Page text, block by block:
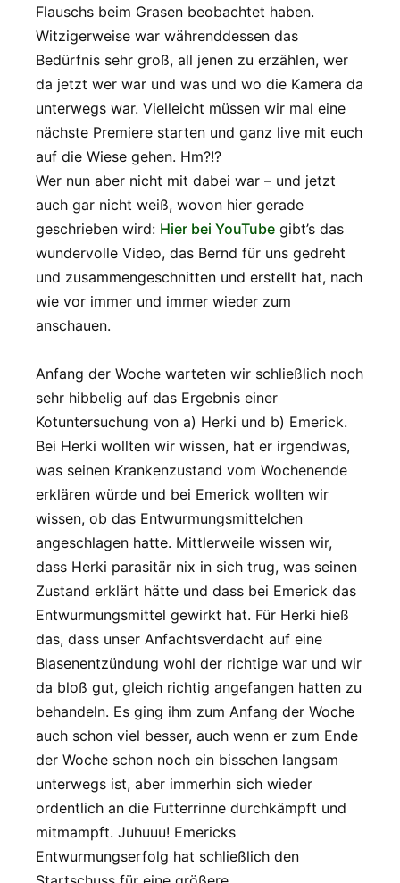
Flauschs beim Grasen beobachtet haben.
Witzigerweise war währenddessen das
Bedürfnis sehr groß, all jenen zu erzählen, wer
da jetzt wer war und was und wo die Kamera da
unterwegs war. Vielleicht müssen wir mal eine
nächste Premiere starten und ganz live mit euch
auf die Wiese gehen. Hm?!?
Wer nun aber nicht mit dabei war – und jetzt
auch gar nicht weiß, wovon hier gerade
geschrieben wird: Hier bei YouTube gibt’s das
wundervolle Video, das Bernd für uns gedreht
und zusammengeschnitten und erstellt hat, nach
wie vor immer und immer wieder zum
anschauen.
Anfang der Woche warteten wir schließlich noch
sehr hibbelig auf das Ergebnis einer
Kotuntersuchung von a) Herki und b) Emerick.
Bei Herki wollten wir wissen, hat er irgendwas,
was seinen Krankenzustand vom Wochenende
erklären würde und bei Emerick wollten wir
wissen, ob das Entwurmungsmittelchen
angeschlagen hatte. Mittlerweile wissen wir,
dass Herki parasitär nix in sich trug, was seinen
Zustand erklärt hätte und dass bei Emerick das
Entwurmungsmittel gewirkt hat. Für Herki hieß
das, dass unser Anfachtsverdacht auf eine
Blasenentzündung wohl der richtige war und wir
da bloß gut, gleich richtig angefangen hatten zu
behandeln. Es ging ihm zum Anfang der Woche
auch schon viel besser, auch wenn er zum Ende
der Woche schon noch ein bisschen langsam
unterwegs ist, aber immerhin sich wieder
ordentlich an die Futterrinne durchkämpft und
mitmampft. Juhuuu! Emericks
Entwurmungserfolg hat schließlich den